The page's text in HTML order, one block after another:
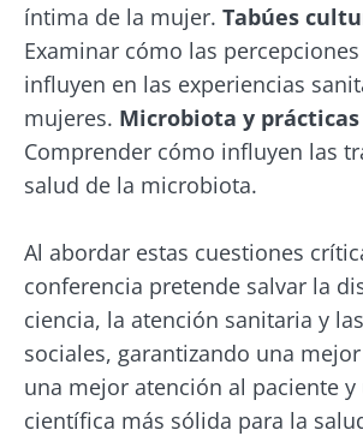
íntima de la mujer. Tabúes
Examinar cómo las
influyen en las experiencias
mujeres. Microbiota y
Comprender cómo influyen las
salud de la microbiota.
Al abordar estas cuestiones
conferencia pretende salvar la
ciencia, la atención sanitaria y
sociales, garantizando una
una mejor atención al paciente y
científica más sólida para la